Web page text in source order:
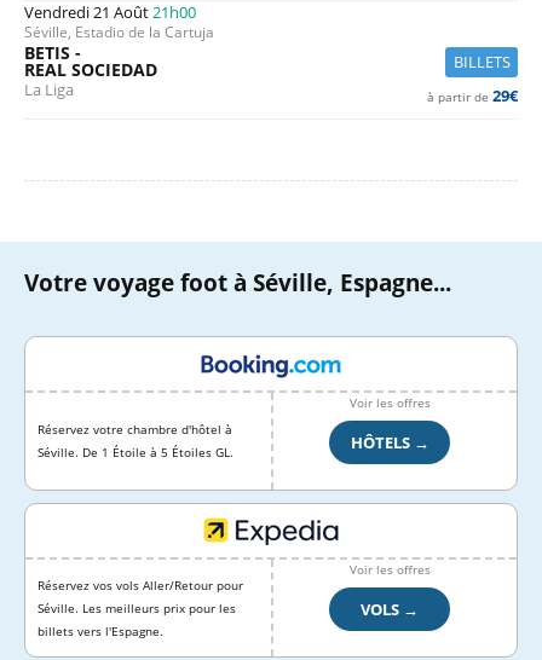
Vendredi 21 Août21h00
Séville, Estadio de la Cartuja
BILLETS
BETIS -
REAL SOCIEDAD
La Liga à partir de 29€
Votre voyage foot à Séville, Espagne...
Réservez votre chambre d'hôtel à
Séville. De 1 Étoile à 5 Étoiles GL.
Voir les offres
HÔTELS →
Réservez vos vols Aller/Retour pour
Séville. Les meilleurs prix pour les
billets vers l'Espagne.
Voir les offres
VOLS →